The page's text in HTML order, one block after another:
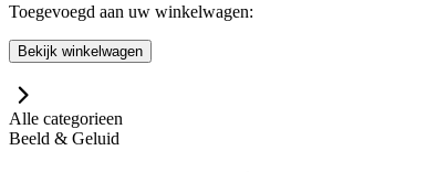
Toegevoegd aan uw winkelwagen:
Bekijk winkelwagen
Alle categorieen
Beeld & Geluid